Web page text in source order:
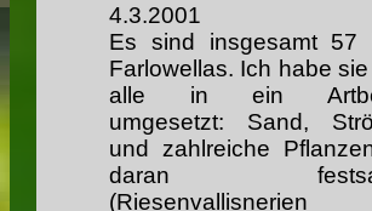
4.3.2001
Es sind insgesamt 57
Farlowellas. Ich habe
alle in ein
umgesetzt: Sand,
und zahlreiche
daran